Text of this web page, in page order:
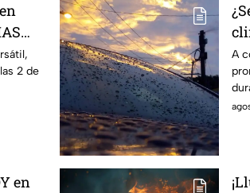
2 de
A
en